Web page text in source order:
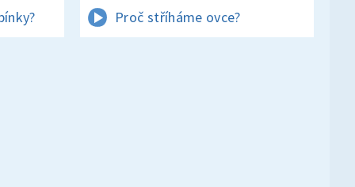
Proč stříháme ovce?